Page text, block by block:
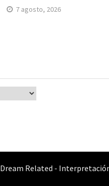
7 agosto, 2026
Dream Related -